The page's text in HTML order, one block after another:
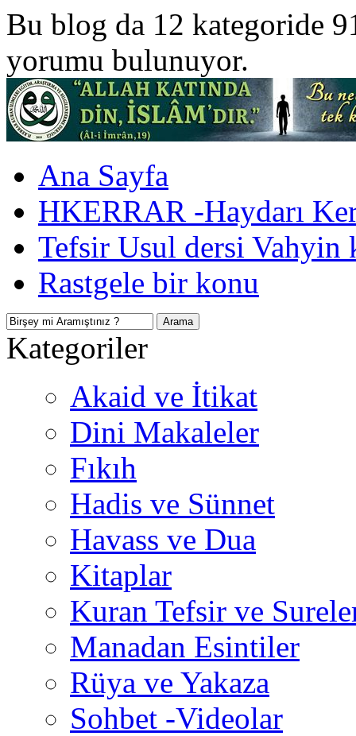
Bu blog da 12 kategoride
yorumu bulunuyor.
Ana Sayfa
HKERRAR -Haydarı
Tefsir Usul dersi Vahyin
Rastgele bir konu
Kategoriler
Akaid ve İtikat
Dini Makaleler
Fıkıh
Hadis ve Sünnet
Havass ve Dua
Kitaplar
Kuran Tefsir ve
Manadan Esintiler
Rüya ve Yakaza
Sohbet -Videolar